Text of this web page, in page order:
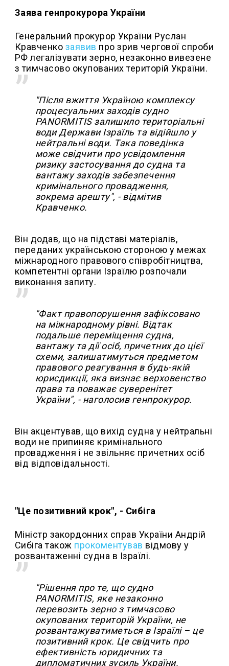
Заява генпрокурора України
Генеральний прокурор України Руслан
Кравченко заявив про зрив чергової спроби
РФ легалізувати зерно, незаконно вивезене
з тимчасово окупованих територій України.
"Після вжиття Україною комплексу
процесуальних заходів судно
PANORMITIS залишило територіальні
води Держави Ізраїль та відійшло у
нейтральні води. Така поведінка
може свідчити про усвідомлення
ризику застосування до судна та
вантажу заходів забезпечення
кримінального провадження,
зокрема арешту", - відмітив
Кравченко.
Він додав, що на підставі матеріалів,
переданих українською стороною у межах
міжнародного правового співробітництва,
компетентні органи Ізраїлю розпочали
виконання запиту.
"Факт правопорушення зафіксовано
на міжнародному рівні. Відтак
подальше переміщення судна,
вантажу та дії осіб, причетних до цієї
схеми, залишатимуться предметом
правового реагування в будь-якій
юрисдикції, яка визнає верховенство
права та поважає суверенітет
України", - наголосив генпрокурор.
Він акцентував, що вихід судна у нейтральні
води не припиняє кримінального
провадження і не звільняє причетних осіб
від відповідальності.
"Це позитивний крок", - Сибіга
Міністр закордонних справ України Андрій
Сибіга також прокоментував відмову у
розвантаженні судна в Ізраїлі.
"Рішення про те, що судно
PANORMITIS, яке незаконно
перевозить зерно з тимчасово
окупованих територій України, не
розвантажуватиметься в Ізраїлі – це
позитивний крок. Це свідчить про
ефективність юридичних та
дипломатичних зусиль України.